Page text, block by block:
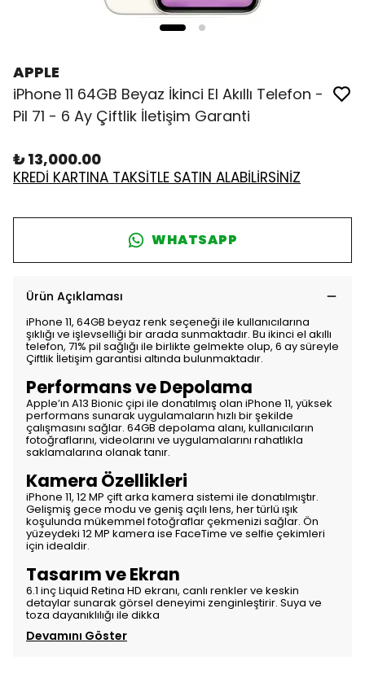
APPLE
iPhone 11 64GB Beyaz İkinci El Akıllı Telefon -
Pil 71 - 6 Ay Çiftlik İletişim Garanti
₺ 13,000.00
KREDİ KARTINA TAKSİTLE SATIN ALABİLİRSİNİZ
WHATSAPP
Ürün Açıklaması
iPhone 11, 64GB beyaz renk seçeneği ile kullanıcılarına
şıklığı ve işlevselliği bir arada sunmaktadır. Bu ikinci el akıllı
telefon, 71% pil sağlığı ile birlikte gelmekte olup, 6 ay süreyle
Çiftlik İletişim garantisi altında bulunmaktadır.
Performans ve Depolama
Apple’ın A13 Bionic çipi ile donatılmış olan iPhone 11, yüksek
performans sunarak uygulamaların hızlı bir şekilde
çalışmasını sağlar. 64GB depolama alanı, kullanıcıların
fotoğraflarını, videolarını ve uygulamalarını rahatlıkla
saklamalarına olanak tanır.
Kamera Özellikleri
iPhone 11, 12 MP çift arka kamera sistemi ile donatılmıştır.
Gelişmiş gece modu ve geniş açılı lens, her türlü ışık
koşulunda mükemmel fotoğraflar çekmenizi sağlar. Ön
yüzeydeki 12 MP kamera ise FaceTime ve selfie çekimleri
için idealdir.
Tasarım ve Ekran
6.1 inç Liquid Retina HD ekranı, canlı renkler ve keskin
detaylar sunarak görsel deneyimi zenginleştirir. Suya ve
toza dayanıklılığı ile dikka
Devamını Göster